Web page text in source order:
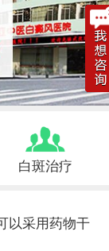
白斑治疗
以采用药物干